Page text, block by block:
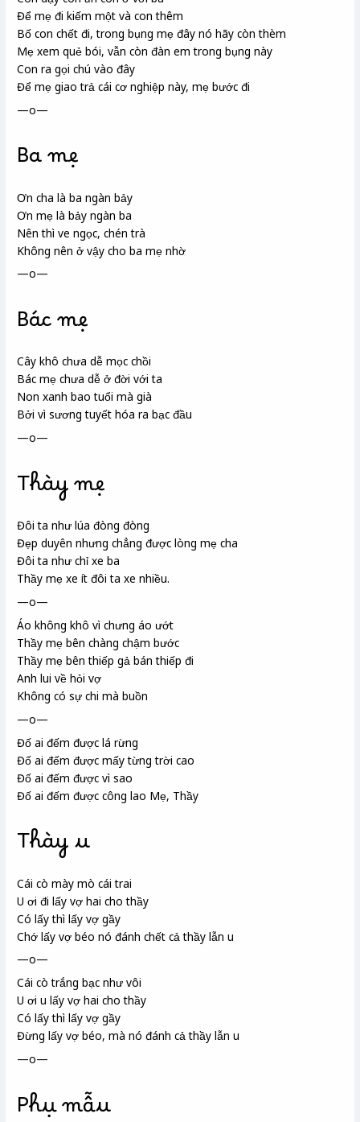
Để mẹ đi kiếm một và con thêm
Bố con chết đi, trong bụng mẹ đây nó hãy còn thèm
Mẹ xem quẻ bói, vẫn còn đàn em trong bụng này
Con ra gọi chú vào đây
Để mẹ giao trả cái cơ nghiệp này, mẹ bước đi
—o—
Ba mẹ
Ơn cha là ba ngàn bảy
Ơn mẹ là bảy ngàn ba
Nên thì ve ngọc, chén trà
Không nên ở vậy cho ba mẹ nhờ
—o—
Bác mẹ
Cây khô chưa dễ mọc chồi
Bác mẹ chưa dễ ở đời với ta
Non xanh bao tuổi mà già
Bởi vì sương tuyết hóa ra bạc đầu
—o—
Thày mẹ
Đôi ta như lúa đòng đòng
Đẹp duyên nhưng chẳng được lòng mẹ cha
Đôi ta như chỉ xe ba
Thầy mẹ xe ít đôi ta xe nhiều.
—o—
Áo không khô vì chưng áo ướt
Thầy mẹ bên chàng chậm bước
Thầy mẹ bên thiếp gả bán thiếp đi
Anh lui về hỏi vợ
Không có sự chi mà buồn
—o—
Đố ai đếm được lá rừng
Đố ai đếm được mấy từng trời cao
Đố ai đếm được vì sao
Đố ai đếm được công lao Mẹ, Thầy
Thày u
Cái cò mày mò cái trai
U ơi đi lấy vợ hai cho thầy
Có lấy thì lấy vợ gầy
Chớ lấy vợ béo nó đánh chết cả thầy lẫn u
—o—
Cái cò trắng bạc như vôi
U ơi u lấy vợ hai cho thầy
Có lấy thì lấy vợ gầy
Đừng lấy vợ béo, mà nó đánh cả thầy lẫn u
—o—
Phụ mẫu